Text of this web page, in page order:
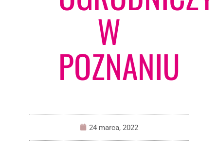
W
POZNANIU
24 marca, 2022